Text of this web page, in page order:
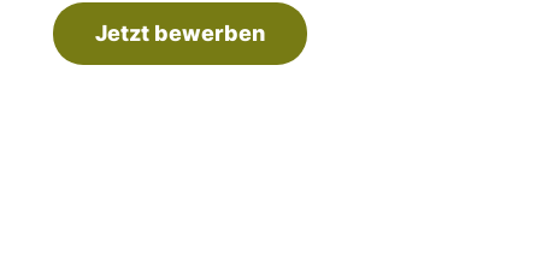
Jetzt bewerben